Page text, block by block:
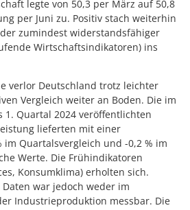
legte von 50,3 per März auf 50,8
per Juni zu. Positiv stach weiterhin
zumindest widerstandsfähiger
Wirtschaftsindikatoren) ins
verlor Deutschland trotz leichter
Vergleich weiter an Boden. Die im
1. Quartal 2024 veröffentlichten
lieferten mit einer
im Quartalsvergleich und -0,2 % im
Werte. Die Frühindikatoren
Konsumklima) erholten sich.
war jedoch weder im
Industrieproduktion messbar. Die